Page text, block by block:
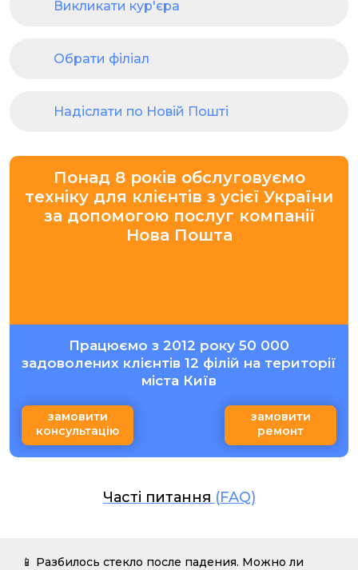
Викликати кур'єра
Обрати філіал
Надіслати по Новій Пошті
Понад 8 років обслуговуємо
техніку для клієнтів з усієї України
за допомогою послуг компанії
Нова Пошта
Працюємо з 2012 року 50 000
задоволених клієнтів 12 філій на території
міста Київ
замовити
консультацію
замовити
ремонт
Часті питання (FAQ)
📱 Разбилось стекло после падения. Можно ли